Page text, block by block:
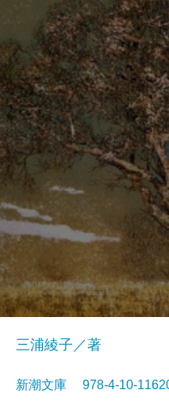
三浦綾子／著
新潮文庫 978-4-10-